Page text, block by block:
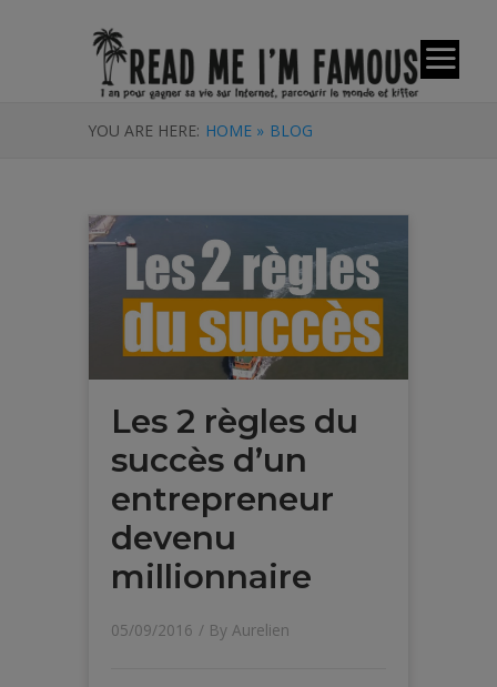
YOU ARE HERE: HOME » BLOG
Les 2 règles du
succès d’un
entrepreneur
devenu
millionnaire
05/09/2016 / By Aurelien